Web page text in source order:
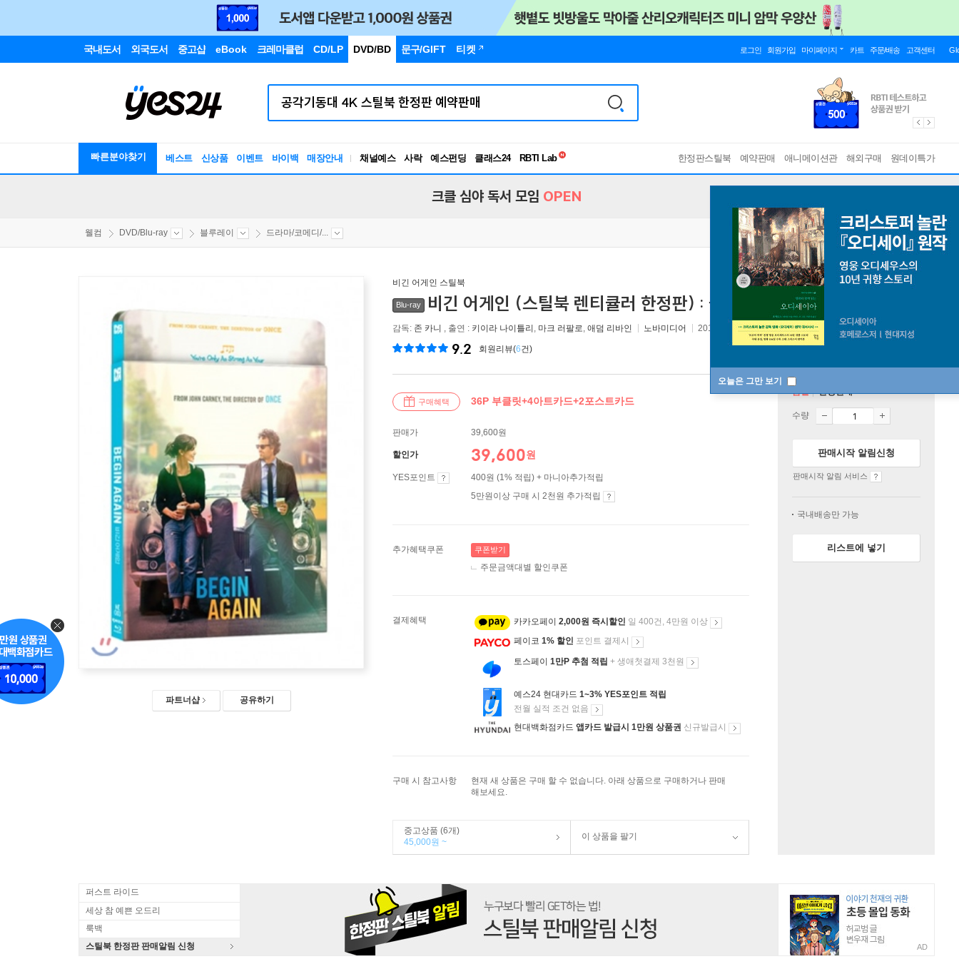
국내도서 외국도서 중고샵 eBook 크레마클럽 CD/LP DVD/BD 문구/GIFT 티켓 로그인 회원가입 마이페이지 카트 주문/배송 고객센터
빠른분야찾기 베스트 신상품 이벤트 바이백 매장안내 채널예스 사락 예스펀딩 클래스24
RBTI Lab
독서유형검사
한정판스틸북 예약판매 애니메이션관 해외구매 원데이특가
오늘은 그만 보기
크클 심야 독서 모임 OPEN
웰컴 DVD/Blu-ray 블루레이 드라마/코메디/...
파트너샵 공유하기
비긴 어게인 스틸북
Blu-ray 비긴 어게인 (스틸북 렌티큘러 한정판) : 블루레이 [ 취소분 재판매 ]
감독: 존 카니 , 출연 : 키이라 나이틀리 , 마크 러팔로, 애덤 리바인 노바미디어 2015년 03월 31일 원서 :BEGIN AGAIN
9.2 회원리뷰(6건)
구매혜택 36P 부클릿+4아트카드+2포스트카드
판매가 39,600원
할인가 39,600원
YES포인트
400원 (1% 적립) + 마니아추가적립
5만원이상 구매 시 2천원 추가적립
추가혜택쿠폰 쿠폰받기
주문금액대별 할인쿠폰
결제혜택 카카오페이 2,000원 즉시할인 일 400건, 4만원 이상
페이코 1% 할인 포인트 결제시
토스페이 1만P 추첨 적립 + 생애첫결제 3천원
예스24 현대카드 1~3% YES포인트 적립
전월 실적 조건 없음
현대백화점카드 앱카드 발급시 1만원 상품권 신규발급시
구매 시 참고사항
현재 새 상품은 구매 할 수 없습니다. 아래 상품으로 구매하거나 판매
해보세요.
중고상품 (6개)
45,000원 ~
이 상품을 팔기
품절 한정판매
수량
판매시작 알림신청
판매시작 알림 서비스
국내배송만 가능
리스트에 넣기
퍼스트 라이드
세상 참 예쁜 오드리
룩백
스틸북 한정판 판매알림 신청
AD